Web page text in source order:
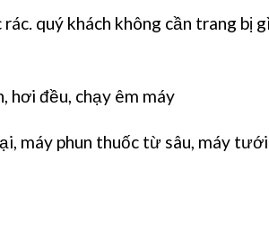
quý khách không cần trang bị
hơi đều, chạy êm máy
máy phun thuốc từ sâu, máy